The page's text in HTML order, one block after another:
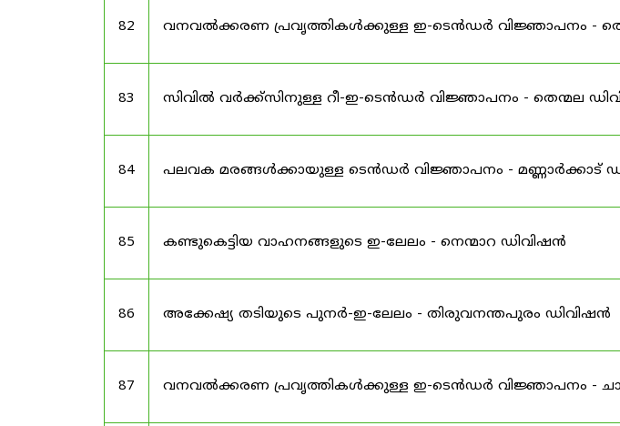
82 വനവൽക്കരണ പ്രവൃത്തികൾക്കുള്ള ഇ-ടെൻഡർ വിജ്ഞാപനം -
83 സിവിൽ വർക്ക്സിനുള്ള റീ-ഇ-ടെൻഡർ വിജ്ഞാപനം - തെന്മല
84 പലവക മരങ്ങൾക്കായുള്ള ടെൻഡർ വിജ്ഞാപനം - മണ്ണാർക്കാട്
85 കണ്ടുകെട്ടിയ വാഹനങ്ങളുടെ ഇ-ലേലം - നെന്മാറ ഡിവിഷൻ
86 അക്കേഷ്യ തടിയുടെ പുനർ-ഇ-ലേലം - തിരുവനന്തപുരം ഡിവിഷൻ
87 വനവൽക്കരണ പ്രവൃത്തികൾക്കുള്ള ഇ-ടെൻഡർ വിജ്ഞാപനം -